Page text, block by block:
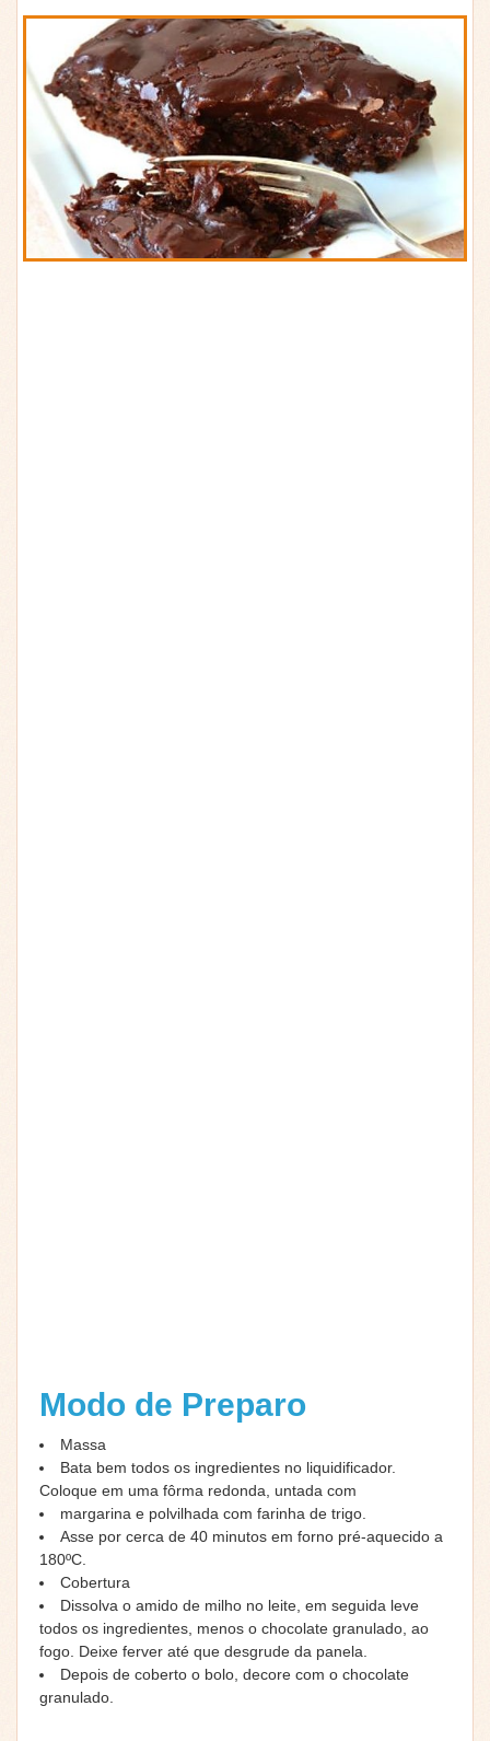
Modo de Preparo
Massa
Bata bem todos os ingredientes no liquidificador.
Coloque em uma fôrma redonda, untada com
margarina e polvilhada com farinha de trigo.
Asse por cerca de 40 minutos em forno pré-aquecido a
180ºC.
Cobertura
Dissolva o amido de milho no leite, em seguida leve
todos os ingredientes, menos o chocolate granulado, ao
fogo. Deixe ferver até que desgrude da panela.
Depois de coberto o bolo, decore com o chocolate
granulado.